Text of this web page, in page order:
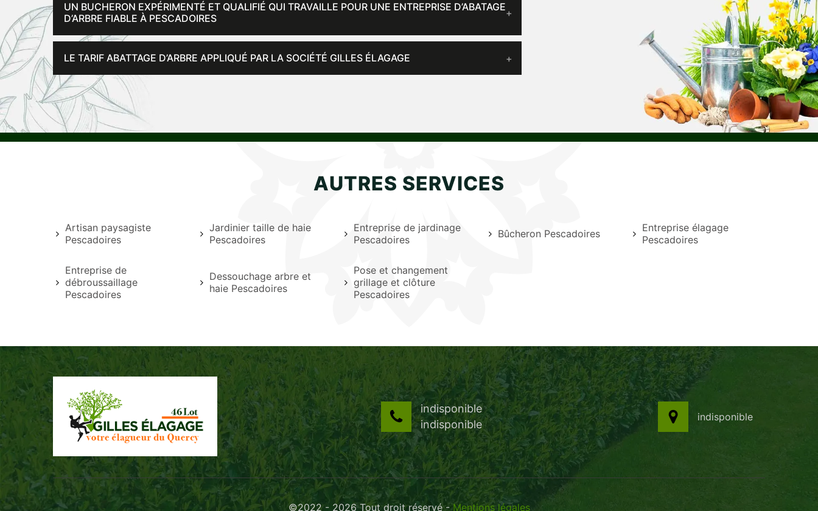
UN BUCHERON EXPÉRIMENTÉ ET QUALIFIÉ QUI TRAVAILLE POUR UNE ENTREPRISE D’ABATAGE
D’ARBRE FIABLE À PESCADOIRES
LE TARIF ABATTAGE D’ARBRE APPLIQUÉ PAR LA SOCIÉTÉ GILLES ÉLAGAGE
AUTRES SERVICES
Artisan paysagiste
Pescadoires
Jardinier taille de haie
Pescadoires
Entreprise de jardinage
Pescadoires
Bûcheron Pescadoires
Entreprise élagage
Pescadoires
Entreprise de
débroussaillage
Pescadoires
Dessouchage arbre et
haie Pescadoires
Pose et changement
grillage et clôture
Pescadoires
indisponible
indisponible
indisponible
©2022 - 2026 Tout droit réservé -Mentions légales